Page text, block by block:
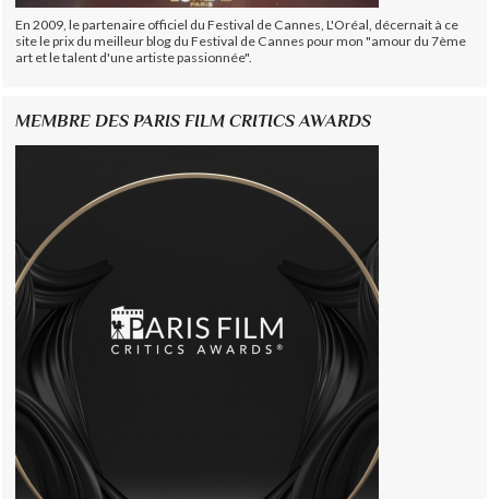
En 2009, le partenaire officiel du Festival de Cannes, L'Oréal, décernait à ce
site le prix du meilleur blog du Festival de Cannes pour mon "amour du 7ème
art et le talent d'une artiste passionnée".
MEMBRE DES PARIS FILM CRITICS AWARDS